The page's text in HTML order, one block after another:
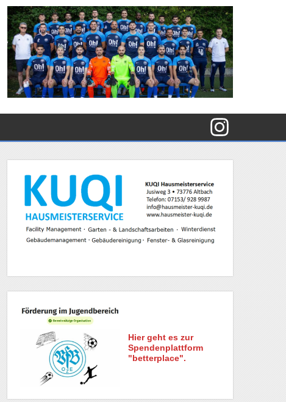
Hier geht es zur
Spendenplattform
"betterplace".